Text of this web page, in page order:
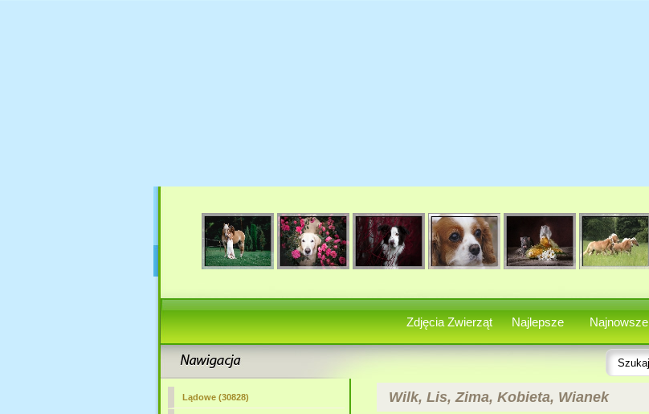
Zdjęcia Zwierząt Najlepsze Najnowsze
Lądowe (30828) Wilk, Lis, Zima, Kobieta, Wianek